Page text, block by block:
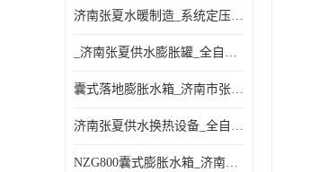
济南张夏水暖制造_系统定压装置 定压罐
_济南张夏供水膨胀罐_全自动定压排气机组
囊式落地膨胀水箱_济南市张夏水暖器材厂
济南张夏供水换热设备_全自动定压脱气装置
NZG800囊式膨胀水箱_济南张夏设备制造